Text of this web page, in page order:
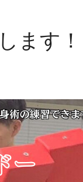
ます！